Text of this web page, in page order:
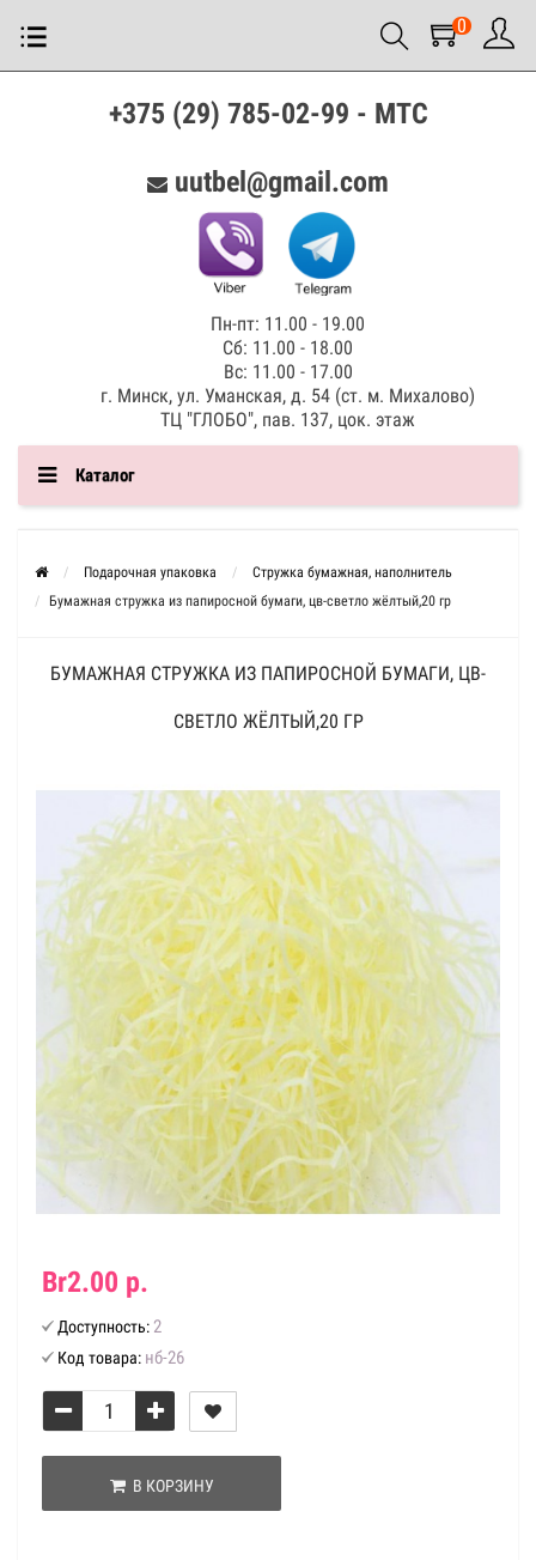
0
+375 (29) 785-02-99 - МТС
uutbel@gmail.com
Пн-пт: 11.00 - 19.00
Сб: 11.00 - 18.00
Вс: 11.00 - 17.00
г. Минск, ул. Уманская, д. 54 (ст. м. Михалово)
ТЦ "ГЛОБО", пав. 137, цок. этаж
Каталог
Подарочная упаковка
Стружка бумажная, наполнитель
Бумажная стружка из папиросной бумаги, цв-светло жёлтый,20 гр
БУМАЖНАЯ СТРУЖКА ИЗ ПАПИРОСНОЙ БУМАГИ, ЦВ-
СВЕТЛО ЖЁЛТЫЙ,20 ГР
Br2.00 р.
Доступность: 2
Код товара: нб-26
В КОРЗИНУ